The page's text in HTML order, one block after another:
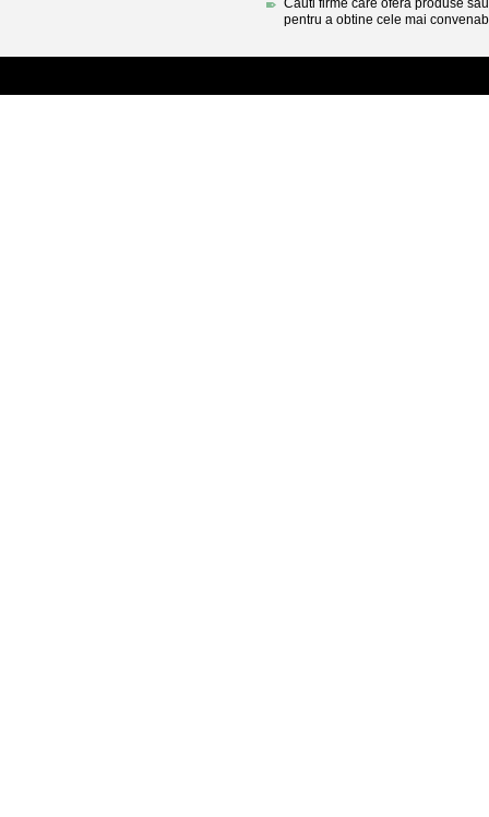
Cauti firme care ofera produse
pentru a obtine cele mai